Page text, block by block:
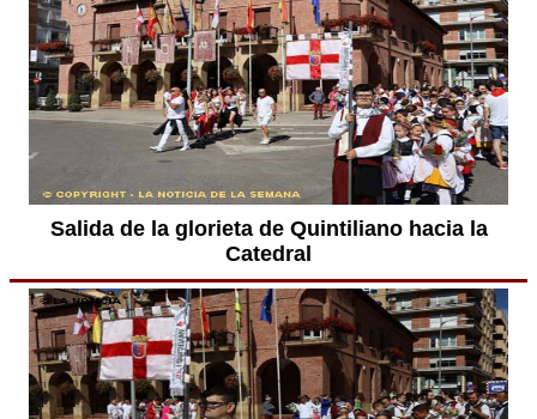
Salida de la glorieta de Quintiliano hacia la
Catedral